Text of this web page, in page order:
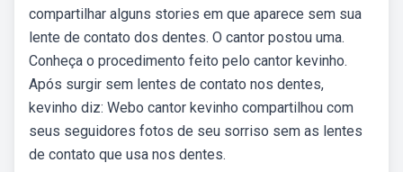
compartilhar alguns stories em que aparece sem sua
lente de contato dos dentes. O cantor postou uma.
Conheça o procedimento feito pelo cantor kevinho.
Após surgir sem lentes de contato nos dentes,
kevinho diz: Webo cantor kevinho compartilhou com
seus seguidores fotos de seu sorriso sem as lentes
de contato que usa nos dentes.